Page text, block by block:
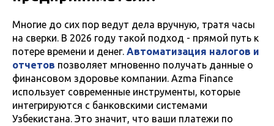
Многие до сих пор ведут дела вручную, тратя часы
на сверки. В 2026 году такой подход - прямой путь к
потере времени и денег. Автоматизация налогов и
отчетов позволяет мгновенно получать данные о
финансовом здоровье компании. Azma Finance
использует современные инструменты, которые
интегрируются с банковскими системами
Узбекистана. Это значит, что ваши платежи по